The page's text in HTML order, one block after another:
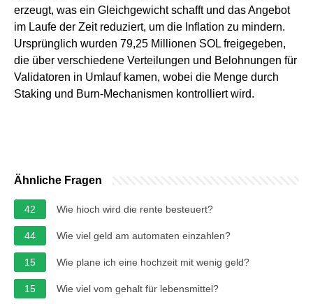
erzeugt, was ein Gleichgewicht schafft und das Angebot
im Laufe der Zeit reduziert, um die Inflation zu mindern.
Ursprünglich wurden 79,25 Millionen SOL freigegeben,
die über verschiedene Verteilungen und Belohnungen für
Validatoren in Umlauf kamen, wobei die Menge durch
Staking und Burn-Mechanismen kontrolliert wird.
Ähnliche Fragen
42 Wie hioch wird die rente besteuert?
44 Wie viel geld am automaten einzahlen?
15 Wie plane ich eine hochzeit mit wenig geld?
15 Wie viel vom gehalt für lebensmittel?